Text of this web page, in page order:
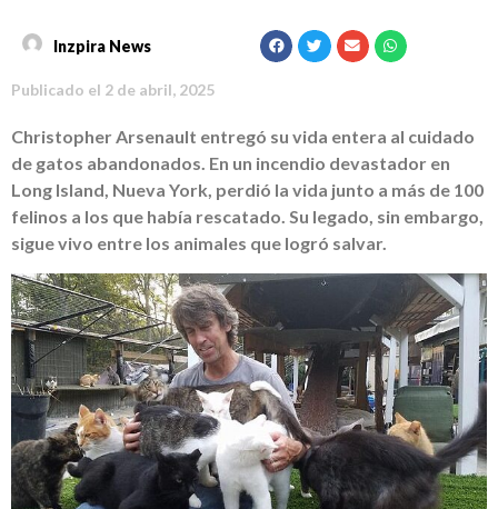
Inzpira News
Publicado el 2 de abril, 2025
Christopher Arsenault entregó su vida entera al cuidado
de gatos abandonados. En un incendio devastador en
Long Island, Nueva York, perdió la vida junto a más de 100
felinos a los que había rescatado. Su legado, sin embargo,
sigue vivo entre los animales que logró salvar.